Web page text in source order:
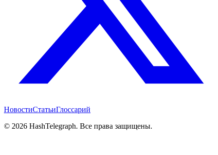
НовостиСтатьиГлоссарий
© 2026 HashTelegraph. Все права защищены.